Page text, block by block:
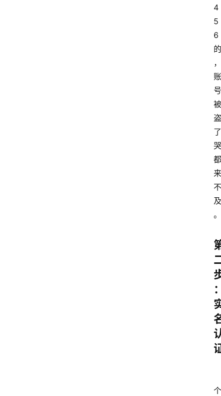
4
5
6
的
，
账
号
被
盗
了
哭
都
来
不
及
。
个